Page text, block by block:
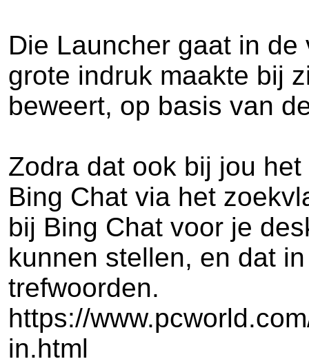
Die Launcher gaat in
grote indruk maakte bij
beweert, op basis van
Zodra dat ook bij jou
Bing Chat via het
bij Bing Chat voor je
kunnen stellen, en dat
trefwoorden.
https://
in.html